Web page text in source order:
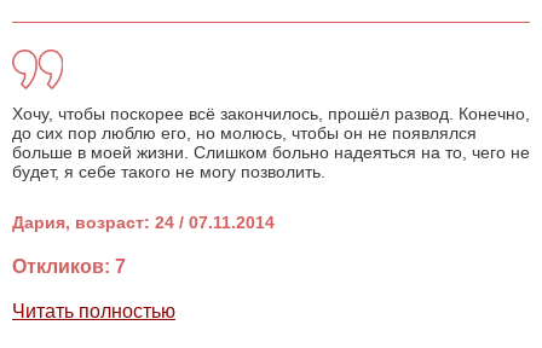
Хочу, чтобы поскорее всё закончилось, прошёл развод. Конечно,
до сих пор люблю его, но молюсь, чтобы он не появлялся
больше в моей жизни. Слишком больно надеяться на то, чего не
будет, я себе такого не могу позволить.
Дария, возраст: 24 / 07.11.2014
Откликов: 7
Читать полностью